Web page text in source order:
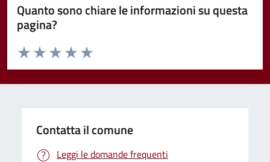
Quanto sono chiare le informazioni su questa
pagina?
Valuta da 1 a 5 stelle la pagina
Valuta 5 stelle su 5
Valuta 4 stelle su 5
Valuta 3 stelle su 5
Valuta 2 stelle su 5
Valuta 1 stelle su 5
Contatta il comune
Leggi le domande frequenti